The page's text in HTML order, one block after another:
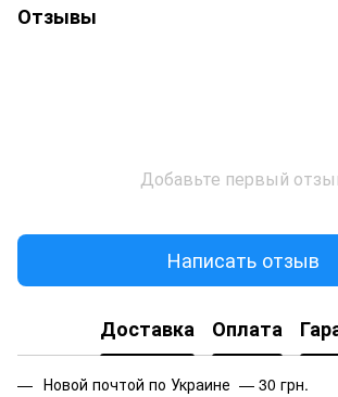
Отзывы
Добавьте первый
Написать отзыв
Доставка Оплата
Новой почтой по Украине — 30 грн.